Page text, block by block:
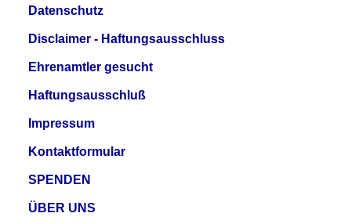
Datenschutz
Disclaimer - Haftungsausschluss
Ehrenamtler gesucht
Haftungsausschluß
Impressum
Kontaktformular
SPENDEN
ÜBER UNS